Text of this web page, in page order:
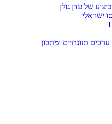
של עדן גולן
תזונתיים ומתכון